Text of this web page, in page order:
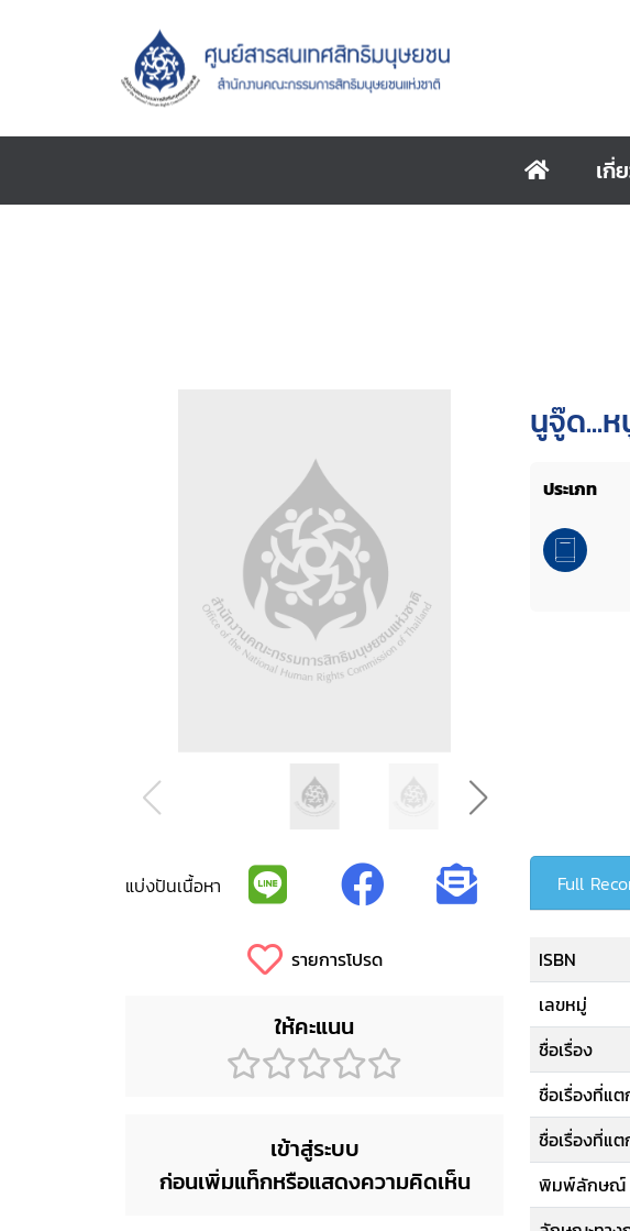
เกี่
นูจู๊ด...ห
ประเภท
แบ่งปันเนื้อหา
รายการโปรด
ให้คะแนน
เข้าสู่ระบบ
ก่อนเพิ่มแท็กหรือแสดงความคิดเห็น
Full
ISBN
เลขหมู่
ชื่อเรื่อง
ชื่อเรื่องที่แ
ชื่อเรื่องที่แ
พิมพ์ลักษณ์